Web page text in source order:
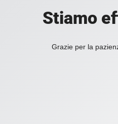
Stiamo
Grazie per la